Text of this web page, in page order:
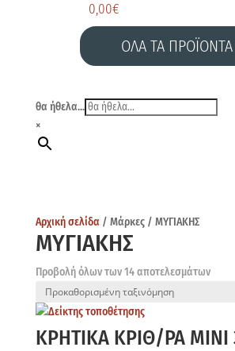
0,00€
ΟΛΑ ΤΑ ΠΡΟΪΟΝΤΑ
θα ήθελα...
×
Αρχική σελίδα / Μάρκες / ΜΥΓΙΑΚΗΣ
ΜΥΓΙΑΚΗΣ
Προβολή όλων των 14 αποτελεσμάτων
ΚΡΗΤΙΚΑ ΚΡΙΘ/ΡΑ ΜΙΝΙ